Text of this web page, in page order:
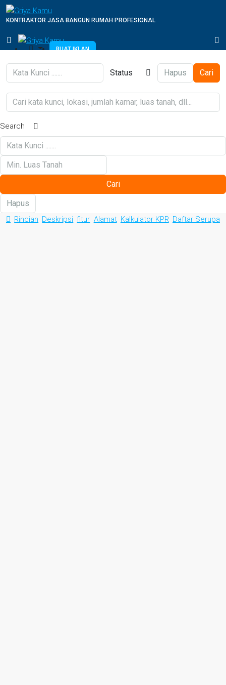
KONTRAKTOR JASA BANGUN RUMAH PROFESIONAL
BUAT IKLAN
Status Hapus Cari
Search
Cari
Hapus
Rincian Deskripsi fitur Alamat Kalkulator KPR Daftar Serupa